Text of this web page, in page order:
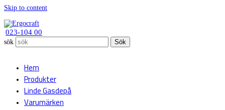
Skip to content
023-104 00
sök Sök
Hem
Produkter
Linde Gasdepå
Varumärken